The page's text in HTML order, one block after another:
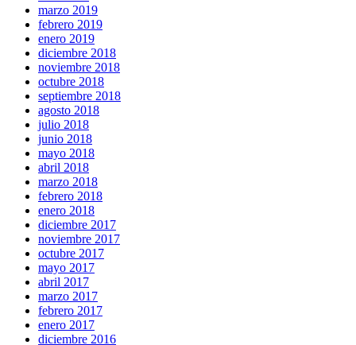
marzo 2019
febrero 2019
enero 2019
diciembre 2018
noviembre 2018
octubre 2018
septiembre 2018
agosto 2018
julio 2018
junio 2018
mayo 2018
abril 2018
marzo 2018
febrero 2018
enero 2018
diciembre 2017
noviembre 2017
octubre 2017
mayo 2017
abril 2017
marzo 2017
febrero 2017
enero 2017
diciembre 2016